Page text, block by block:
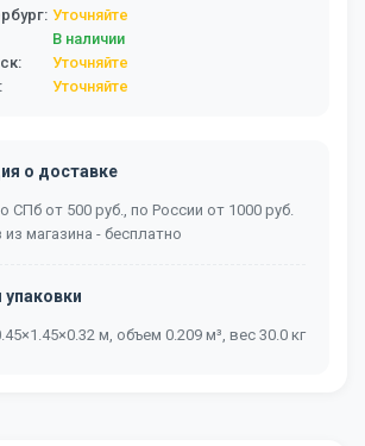
Уточняйте
В наличии
Уточняйте
Уточняйте
о доставке
СПб от 500 руб., по России от 1000 руб.
магазина - бесплатно
м, объем 0.209 м³, вес 30.0 кг